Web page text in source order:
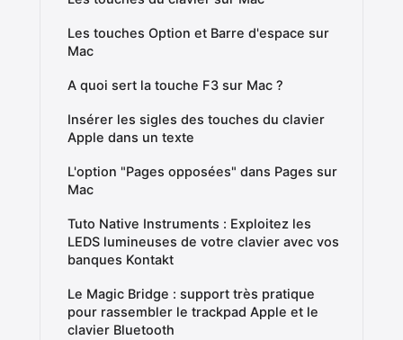
Les touches Option et Barre d'espace sur
Mac
A quoi sert la touche F3 sur Mac ?
Insérer les sigles des touches du clavier
Apple dans un texte
L'option "Pages opposées" dans Pages sur
Mac
Tuto Native Instruments : Exploitez les
LEDS lumineuses de votre clavier avec vos
banques Kontakt
Le Magic Bridge : support très pratique
pour rassembler le trackpad Apple et le
clavier Bluetooth